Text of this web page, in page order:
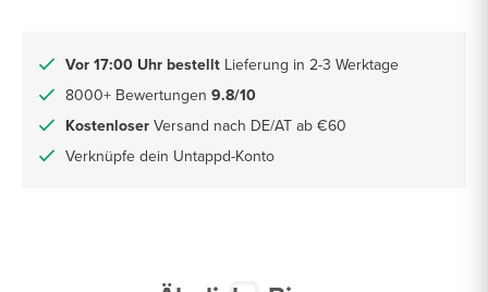
Vor 17:00 Uhr bestellt Lieferung in 2-3 Werktage
8000+ Bewertungen 9.8/10
Kostenloser Versand nach DE/AT ab €60
Verknüpfe dein Untappd-Konto